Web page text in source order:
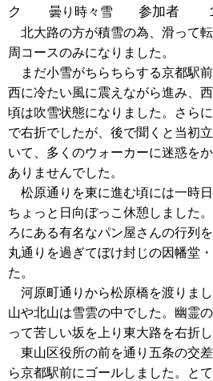
ク 曇り時々雪 参加者
北大路の方が積雪の為、滑って
周コースのみになりました。
まだ小雪がちらちらする京都駅
西に冷たい風に震えながら進み、
頃は吹雪状態になりました。
さら
で右折でしたが、後で聞くと当初
いて、多くのウォーカーに迷惑を
ありませんでした。
松原通りを東に進む頃には一時
ちょっと日向ぼっこ休憩しました。
ろにある有名なパン屋さんの行列
丸通りを過ぎてぼけ封じの因幡堂
た。
河原町通りから松原橋を渡りま
山や北山は雪雲の中でした。 幽霊
って苦しい坂を上り東大路を右折し
東山区役所の前を通り五条の交
ら京都駅前にゴールしました。
と